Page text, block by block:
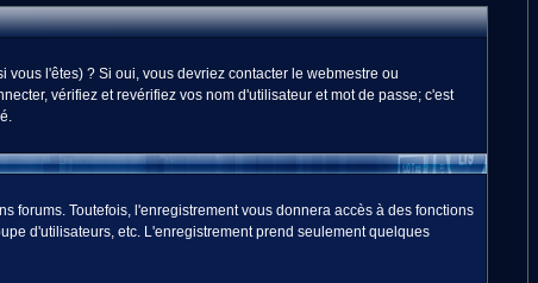
l'êtes) ? Si oui, vous devriez contacter le webmestre ou
vérifiez et revérifiez vos nom d'utilisateur et mot de passe; c'est
forums. Toutefois, l'enregistrement vous donnera accès à des fonctions
d'utilisateurs, etc. L'enregistrement prend seulement quelques